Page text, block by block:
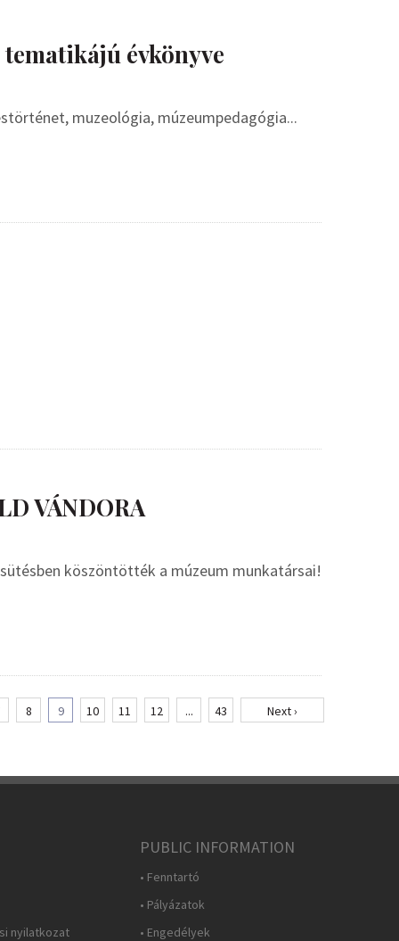
évkönyve
muzeológia, múzeumpedagógia...
VÁNDORA
köszöntötték a múzeum munkatársai!
8 9 10 11 12 ... 43 Next ›
nyilatkozat
PUBLIC INFORMATION
• Fenntartó
• Pályázatok
• Engedélyek